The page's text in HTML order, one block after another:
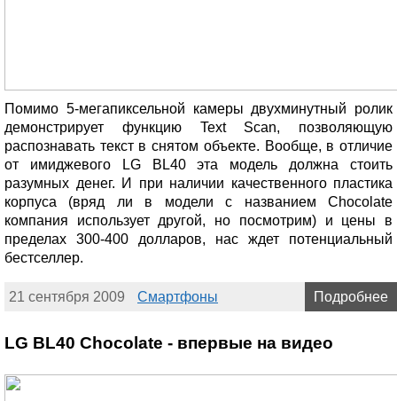
Помимо 5-мегапиксельной камеры двухминутный ролик
демонстрирует функцию Text Scan, позволяющую
распознавать текст в снятом объекте. Вообще, в отличие
от имиджевого LG BL40 эта модель должна стоить
разумных денег. И при наличии качественного пластика
корпуса (вряд ли в модели с названием Chocolate
компания использует другой, но посмотрим) и цены в
пределах 300-400 долларов, нас ждет потенциальный
бестселлер.
21 сентября 2009 Смартфоны Подробнее
LG BL40 Chocolate - впервые на видео